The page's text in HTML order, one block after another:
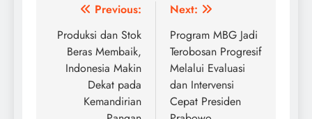
Post
navigation
Previous:
Produksi dan Stok
Beras Membaik,
Indonesia Makin
Dekat pada
Kemandirian
Next:
Program MBG Jadi
Terobosan Progresif
Melalui Evaluasi
dan Intervensi
Cepat Presiden